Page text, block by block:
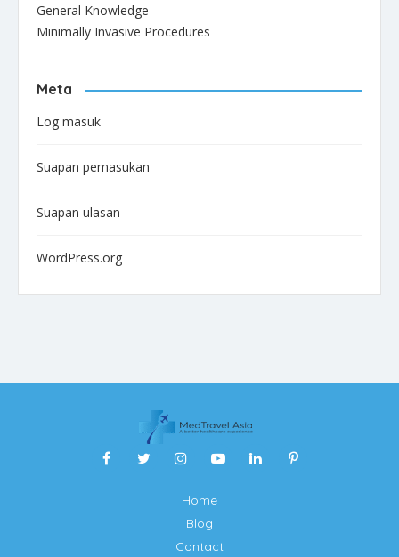
General Knowledge
Minimally Invasive Procedures
Meta
Log masuk
Suapan pemasukan
Suapan ulasan
WordPress.org
Home
Blog
Contact